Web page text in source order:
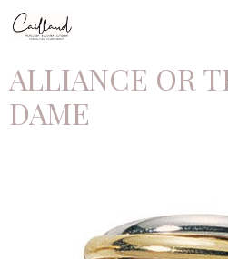
ALLIANCE OR
DAME